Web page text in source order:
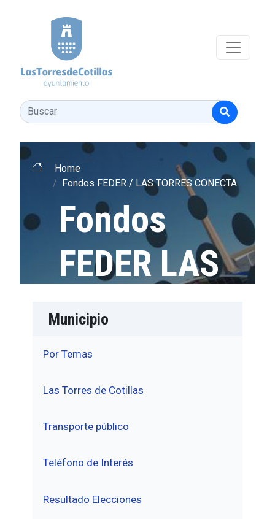
Buscar
Home
Fondos FEDER / LAS TORRES CONECTA
Fondos
FEDER LAS
Municipio
Por Temas
Las Torres de Cotillas
Transporte público
Teléfono de Interés
Resultado Elecciones